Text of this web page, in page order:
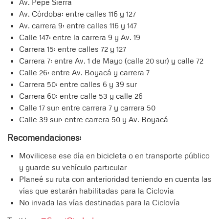
Av. Pepe Sierra
Av. Córdoba: entre calles 116 y 127
Av. carrera 9: entre calles 116 y 147
Calle 147: entre la carrera 9 y Av. 19
Carrera 15: entre calles 72 y 127
Carrera 7: entre Av. 1 de Mayo (calle 20 sur) y calle 72
Calle 26: entre Av. Boyacá y carrera 7
Carrera 50: entre calles 6 y 39 sur
Carrera 60: entre calle 53 y calle 26
Calle 17 sur: entre carrera 7 y carrera 50
Calle 39 sur: entre carrera 50 y Av. Boyacá
Recomendaciones:
Movilicese ese día en bicicleta o en transporte público
y guarde su vehículo particular
Planeé su ruta con anterioridad teniendo en cuenta las
vías que estarán habilitadas para la Ciclovía
No invada las vías destinadas para la Ciclovía